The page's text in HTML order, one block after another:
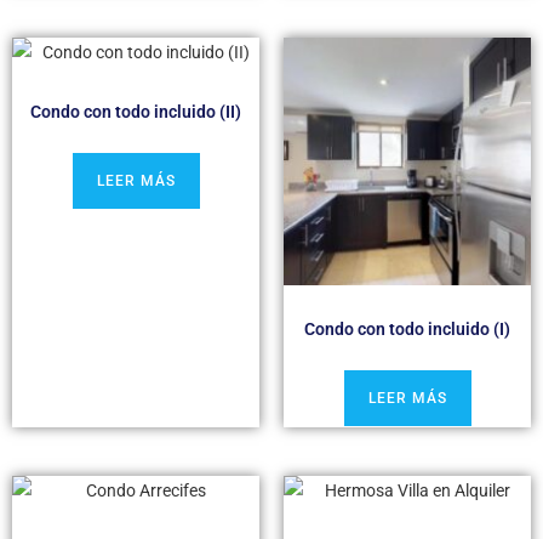
Condo con todo incluido (II)
LEER MÁS
Condo con todo incluido (I)
LEER MÁS